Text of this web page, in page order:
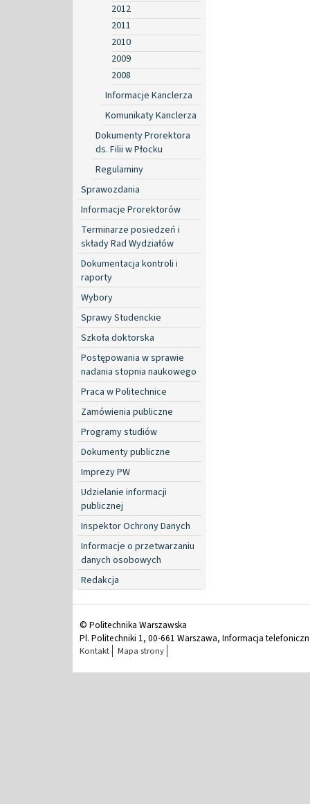
2012
2011
2010
2009
2008
Informacje Kanclerza
Komunikaty Kanclerza
Dokumenty Prorektora
ds. Filii w Płocku
Regulaminy
Sprawozdania
Informacje Prorektorów
Terminarze posiedzeń i
składy Rad Wydziałów
Dokumentacja kontroli i
raporty
Wybory
Sprawy Studenckie
Szkoła doktorska
Postępowania w sprawie
nadania stopnia naukowego
Praca w Politechnice
Zamówienia publiczne
Programy studiów
Dokumenty publiczne
Imprezy PW
Udzielanie informacji
publicznej
Inspektor Ochrony Danych
Informacje o przetwarzaniu
danych osobowych
Redakcja
© Politechnika Warszawska
Pl. Politechniki 1, 00-661 Warszawa, Informacja
Kontakt Mapa strony